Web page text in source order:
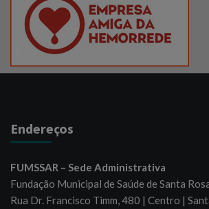
Endereços
FUMSSAR – Sede Administrativa
Fundação Municipal de Saúde de Santa
Rua Dr. Francisco Timm, 480 | Centro |